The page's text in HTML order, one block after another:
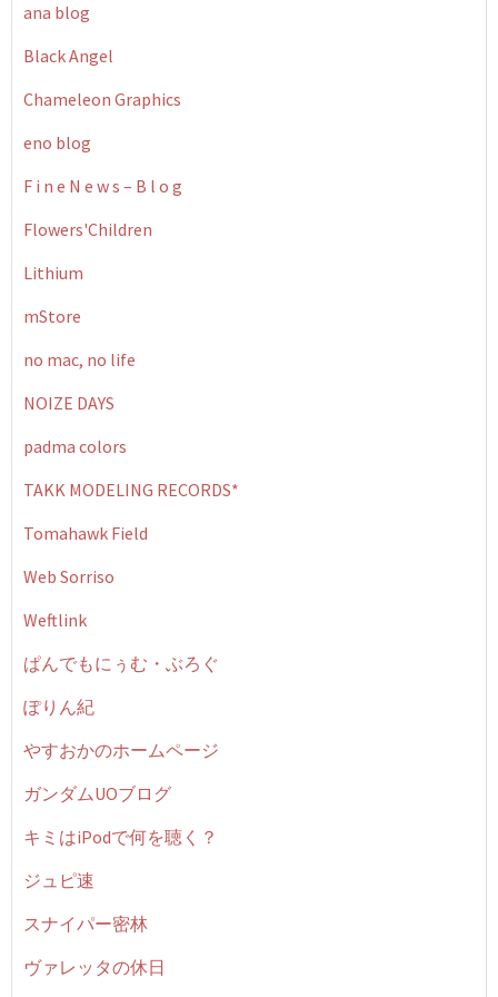
ana blog
Black Angel
Chameleon Graphics
eno blog
F i n e N e w s – B l o g
Flowers'Children
Lithium
mStore
no mac, no life
NOIZE DAYS
padma colors
TAKK MODELING RECORDS*
Tomahawk Field
Web Sorriso
Weftlink
ぱんでもにぅむ・ぶろぐ
ぽりん紀
やすおかのホームページ
ガンダムUOブログ
キミはiPodで何を聴く？
ジュピ速
スナイパー密林
ヴァレッタの休日